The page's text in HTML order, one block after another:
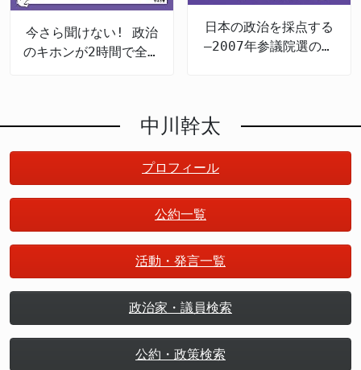
今さら聞けない! 政治
のキホンが2時間で全部
日本の政治を採点する
―2007年参議院選の公
中川幹太
プロフィール
公約一覧
活動・発言一覧
政治家・議員検索
公約・政策検索